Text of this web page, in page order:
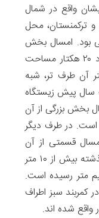
واقع در شمال
و ترکمنستان، محل
بود. امسال بخش‌
بزرگی از این تالاب بین المللی که حدود ۲۰ هکتار مساحت
نمک‌زار شد. ۱۰۰ کیلومتر آن طرف تر، شبه
سال پیش زیستگاه
بخش بزرگی از آن
است. در طرف دیگر
قسمتی از آن
خشک شده و عمق این تالاب که در گذشته بیش از ۱۰ متر
متر رسیده است.
کمربند سبز اطراف
واقع شده اند.